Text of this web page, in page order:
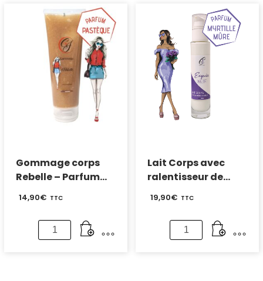
Passionnée
Parfum
Fruit
passion
Cassis
Gommage corps
Rebelle – Parfum
14,90€ TTC
quantité
de
Lait Corps avec
ralentisseur de
Mûre Myrtille
19,90€ TTC
quantité
de